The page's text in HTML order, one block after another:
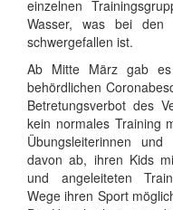
einzelnen
Wasser, was bei den
schwergefallen ist.
Ab Mitte März gab
behördlichen
Betretungsverbot des
kein normales Training
Übungsleiterinnen
davon ab, ihren Kids
und angeleiteten
Wege ihren Sport